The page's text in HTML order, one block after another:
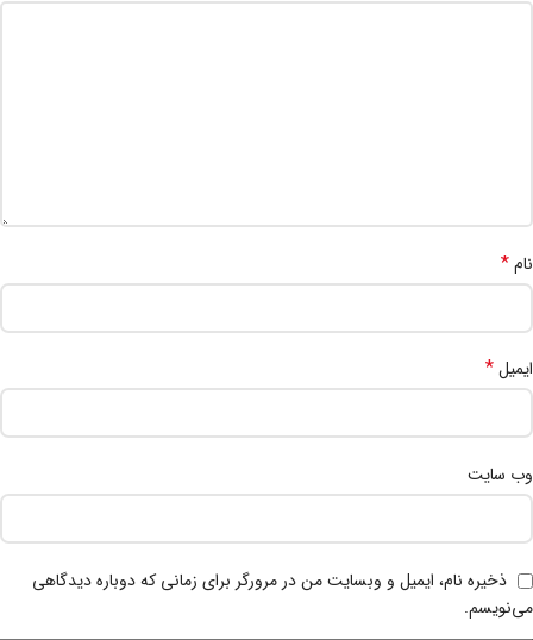
نام*
ایمیل*
وب‌ سایت
ذخیره نام، ایمیل و وبسایت من در مرورگر برای زمانی که دوباره دیدگاهی
می‌نویسم.